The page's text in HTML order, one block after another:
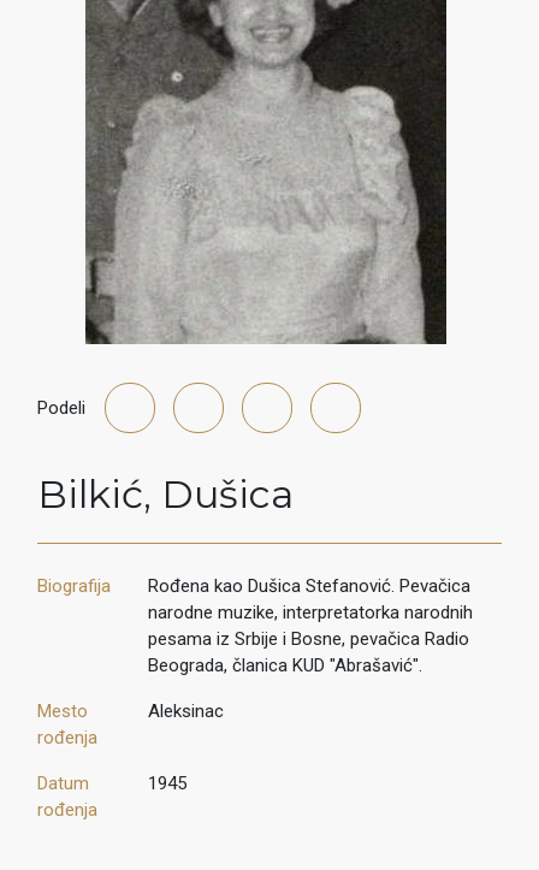
Podeli
Bilkić, Dušica
Biografija
Rođena kao Dušica Stefanović. Pevačica
narodne muzike, interpretatorka narodnih
pesama iz Srbije i Bosne, pevačica Radio
Beograda, članica KUD "Abrašavić".
Mesto
rođenja
Aleksinac
Datum
rođenja
1945